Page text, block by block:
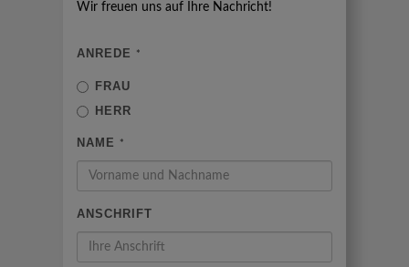
Wir freuen uns auf Ihre Nachricht!
ANREDE *
FRAU
HERR
NAME *
ANSCHRIFT